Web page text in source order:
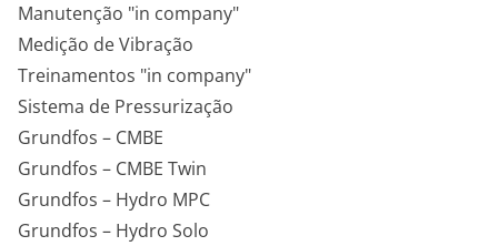
Manutenção "in company"
Medição de Vibração
Treinamentos "in company"
Sistema de Pressurização
Grundfos – CMBE
Grundfos – CMBE Twin
Grundfos – Hydro MPC
Grundfos – Hydro Solo